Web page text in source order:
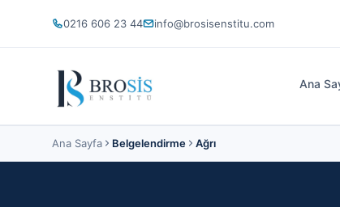
0216 606 23 44 info@brosisenstitu.com
Ana
Ana Sayfa Belgelendirme Ağrı